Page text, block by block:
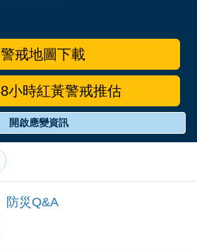
警戒地圖下載
小時紅黃警戒推估
開啟應變資訊
防災Q&A